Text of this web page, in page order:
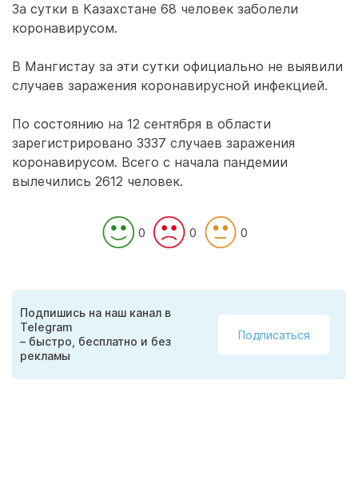
За сутки в Казахстане 68 человек заболели
коронавирусом.
В Мангистау за эти сутки официально не выявили
случаев заражения коронавирусной инфекцией.
По состоянию на 12 сентября в области
зарегистрировано 3337 случаев заражения
коронавирусом. Всего с начала пандемии
вылечились 2612 человек.
0 0 0
Подпишись на наш канал в
Telegram
– быстро, бесплатно и без
рекламы
Подписаться